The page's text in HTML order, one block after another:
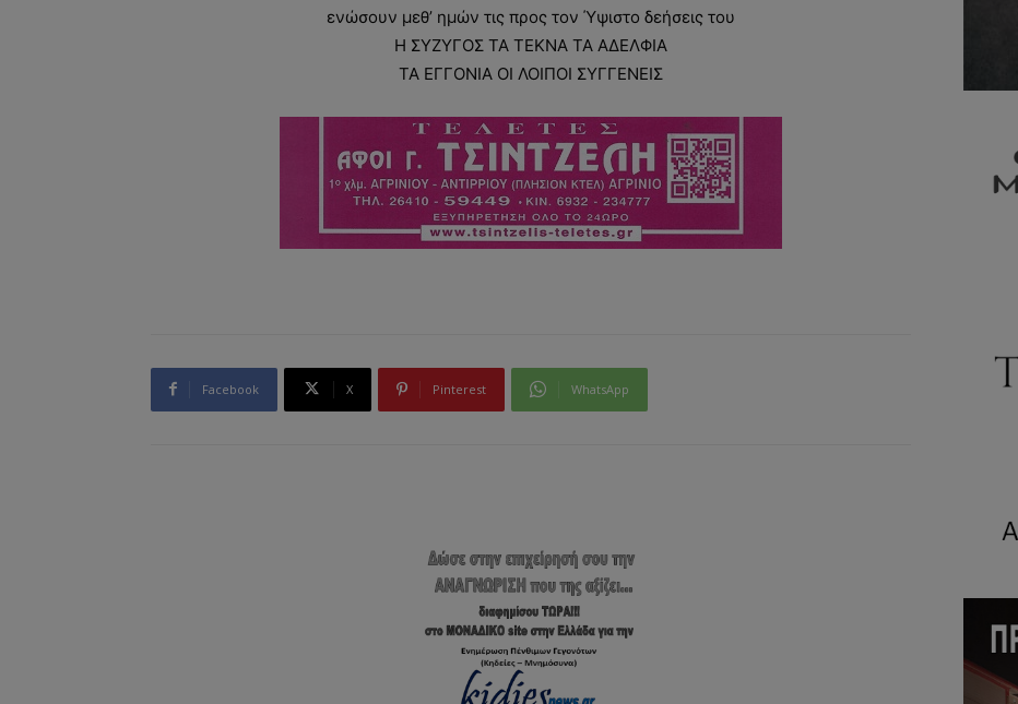
ενώσουν μεθ’ ημών τις προς τον Ύψιστο δεήσεις του
Η ΣΥΖΥΓΟΣ ΤΑ ΤΕΚΝΑ ΤΑ ΑΔΕΛΦΙΑ
ΤΑ ΕΓΓΟΝΙΑ ΟΙ ΛΟΙΠΟΙ ΣΥΓΓΕΝΕΙΣ
Facebook X Pinterest WhatsApp